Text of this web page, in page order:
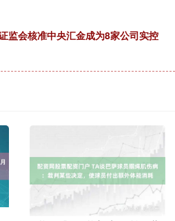
监会核准中央汇金成为8家公司实控